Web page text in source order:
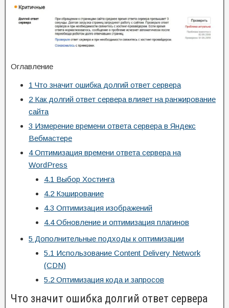
Оглавление
1 Что значит ошибка долгий ответ сервера
2 Как долгий ответ сервера влияет на ранжирование
сайта
3 Измерение времени ответа сервера в Яндекс
Вебмастере
4Оптимизация времени ответа сервера на
WordPress
4.1 Выбор Хостинга
4.2 Кэширование
4.3 Оптимизация изображений
4.4Обновление и оптимизация плагинов
5 Дополнительные подходы к оптимизации
5.1 Использование Content Delivery Network
(CDN)
5.2 Оптимизация кода и запросов
Что значит ошибка долгий ответ сервера